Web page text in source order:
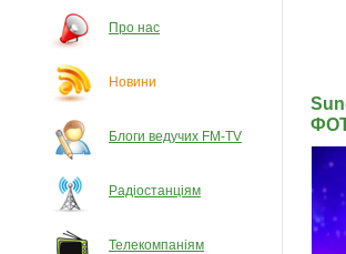
Про нас
Новини
Блоги ведучих FM-TV
Радіостанціям
Телекомпаніям